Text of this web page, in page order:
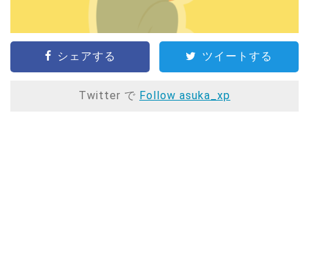
シェアする ツイートする
Twitter で Follow asuka_xp